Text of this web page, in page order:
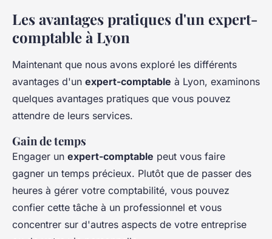
Les avantages pratiques d'un expert-
comptable à Lyon
Maintenant que nous avons exploré les différents
avantages d'un expert-comptable à Lyon, examinons
quelques avantages pratiques que vous pouvez
attendre de leurs services.
Gain de temps
Engager un expert-comptable peut vous faire
gagner un temps précieux. Plutôt que de passer des
heures à gérer votre comptabilité, vous pouvez
confier cette tâche à un professionnel et vous
concentrer sur d'autres aspects de votre entreprise